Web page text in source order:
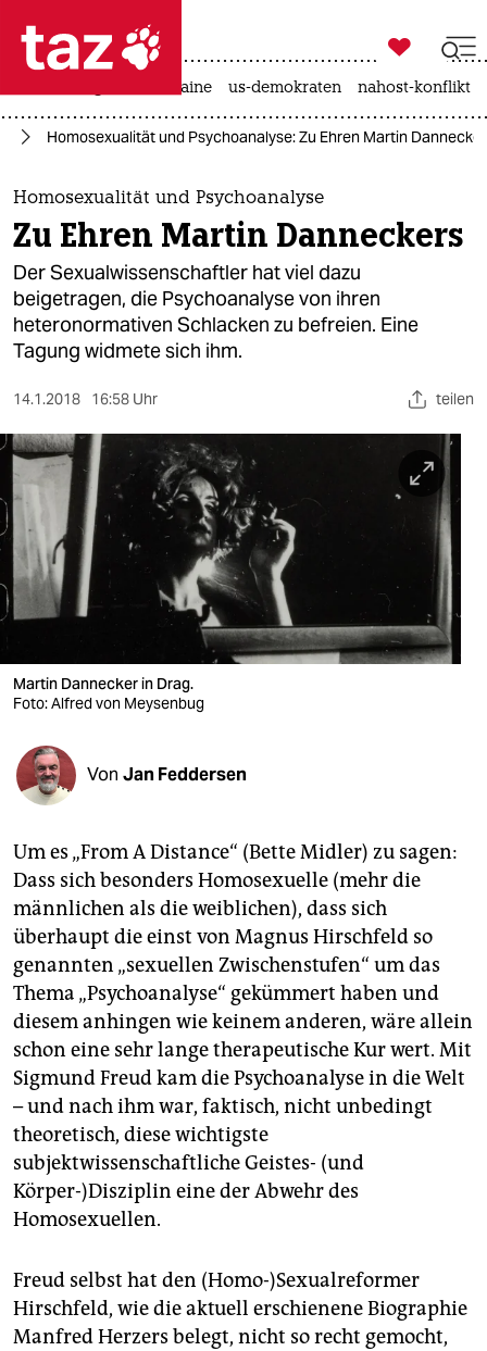
 taz zahl ich
taz zahl ich
themen
politik
öko
gesellschaft
kultur
sport
berlin
nord
wahrheit
verlag
shop
fragen & hilfe
unterstützen
abo
genossenschaft
epaper login

taz zahl ich
krieg in der ukraine us-demokraten nahost-konflikt
Homosexualität und Psychoanalyse: Zu Ehren Martin
Homosexualität und Psychoanalyse
Zu Ehren Martin Danneckers
Der Sexualwissenschaftler hat viel dazu
beigetragen, die Psychoanalyse von ihren
heteronormativen Schlacken zu befreien. Eine
Tagung widmete sich ihm.
14.1.2018 16:58 Uhr teilen
Martin Dannecker in Drag.
Foto: Alfred von Meysenbug
Von Jan Feddersen
Um es „From A Distance“ (Bette Midler) zu sagen:
Dass sich besonders Homosexuelle (mehr die
männlichen als die weiblichen), dass sich
überhaupt die einst von Magnus Hirschfeld so
genannten „sexuellen Zwischenstufen“ um das
Thema „Psychoanalyse“ gekümmert haben und
diesem anhingen wie keinem anderen, wäre allein
schon eine sehr lange therapeutische Kur wert. Mit
Sigmund Freud kam die Psychoanalyse in die Welt
– und nach ihm war, faktisch, nicht unbedingt
theoretisch, diese wichtigste
subjektwissenschaftliche Geistes- (und
Körper-)Disziplin eine der Abwehr des
Homosexuellen.
Freud selbst hat den (Homo-)Sexualreformer
Hirschfeld, wie die aktuell erschienene Biographie
Manfred Herzers belegt, nicht so recht gemocht,